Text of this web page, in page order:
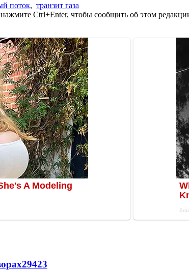
поток, транзит газа
Ctrl+Enter, чтобы сообщить об этом
29423